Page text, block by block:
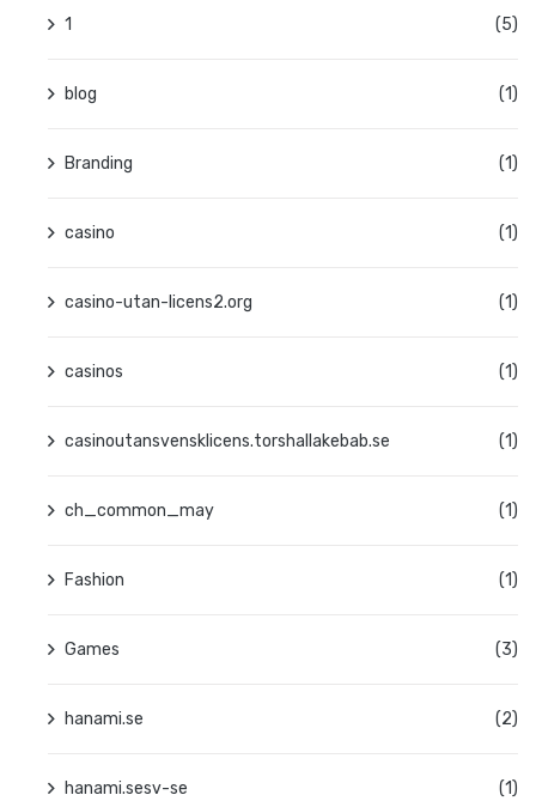
1 (5)
blog (1)
Branding (1)
casino (1)
casino-utan-licens2.org (1)
casinos (1)
casinoutansvensklicens.torshallakebab.se (1)
ch_common_may (1)
Fashion (1)
Games (3)
hanami.se (2)
hanami.sesv-se (1)